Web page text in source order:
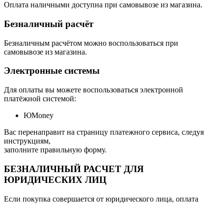
Оплата наличными доступна при самовывозе из магазина.
Безналичный расчёт
Безналичным расчётом можно воспользоваться при
самовывозе из магазина.
Электронные системы
Для оплаты вы можете воспользоваться электронной
платёжной системой:
ЮMoney
Вас перенаправит на страницу платежного сервиса, следуя
инструкциям,
заполните правильную форму.
БЕЗНАЛИЧНЫЙ РАСЧЕТ ДЛЯ
ЮРИДИЧЕСКИХ ЛИЦ
Если покупка совершается от юридического лица, оплата